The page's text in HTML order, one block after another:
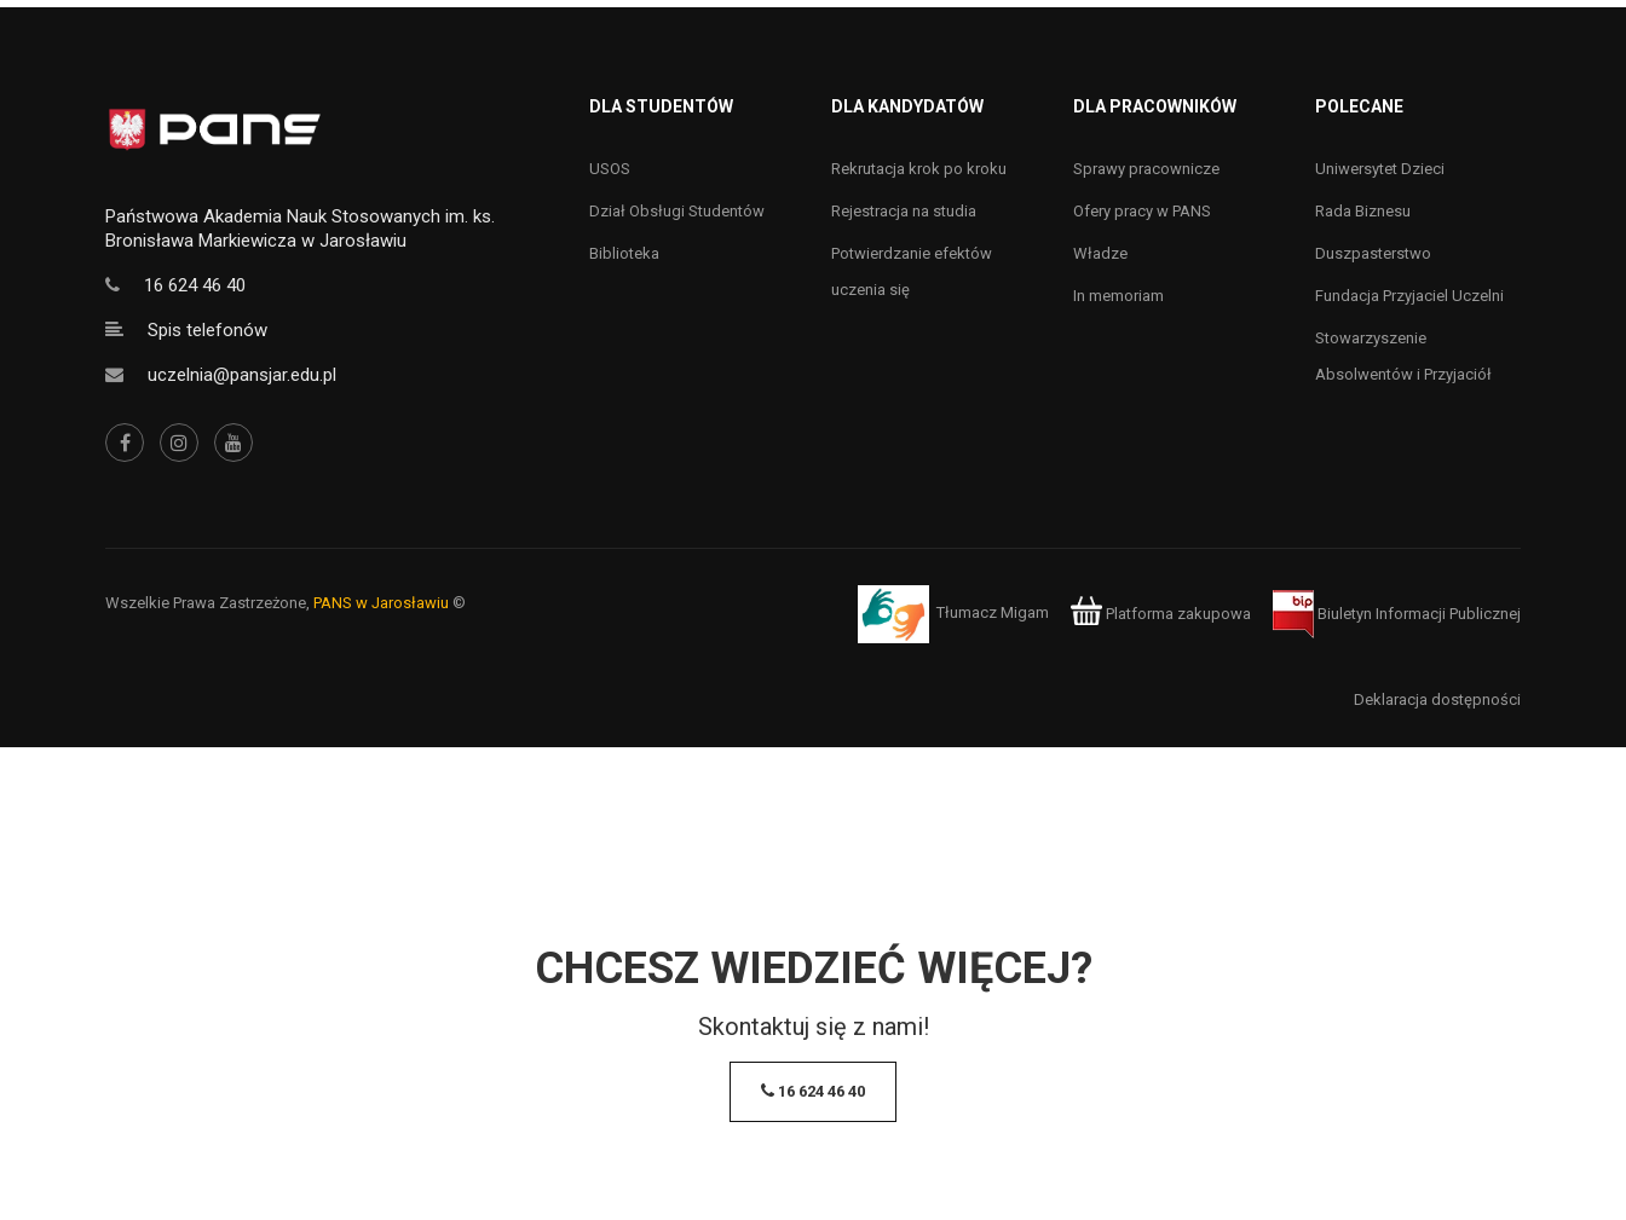
Państwowa Akademia Nauk Stosowanych im. ks.
Bronisława Markiewicza w Jarosławiu
16 624 46 40
Spis telefonów
uczelnia@pansjar.edu.pl
DLA STUDENTÓW
USOS
Dział Obsługi Studentów
Biblioteka
DLA KANDYDATÓW
Rekrutacja krok po kroku
Rejestracja na studia
Potwierdzanie efektów
uczenia się
DLA PRACOWNIKÓW
Sprawy pracownicze
Ofery pracy w PANS
Władze
In memoriam
POLECANE
Uniwersytet Dzieci
Rada Biznesu
Duszpasterstwo
Fundacja Przyjaciel Uczelni
Stowarzyszenie
Absolwentów i Przyjaciół
Wszelkie Prawa Zastrzeżone, PANS w Jarosławiu ©
Tłumacz Migam Platforma zakupowa Biuletyn Informacji Publicznej
Deklaracja dostępności
CHCESZ WIEDZIEĆ WIĘCEJ?
Skontaktuj się z nami!
16 624 46 40